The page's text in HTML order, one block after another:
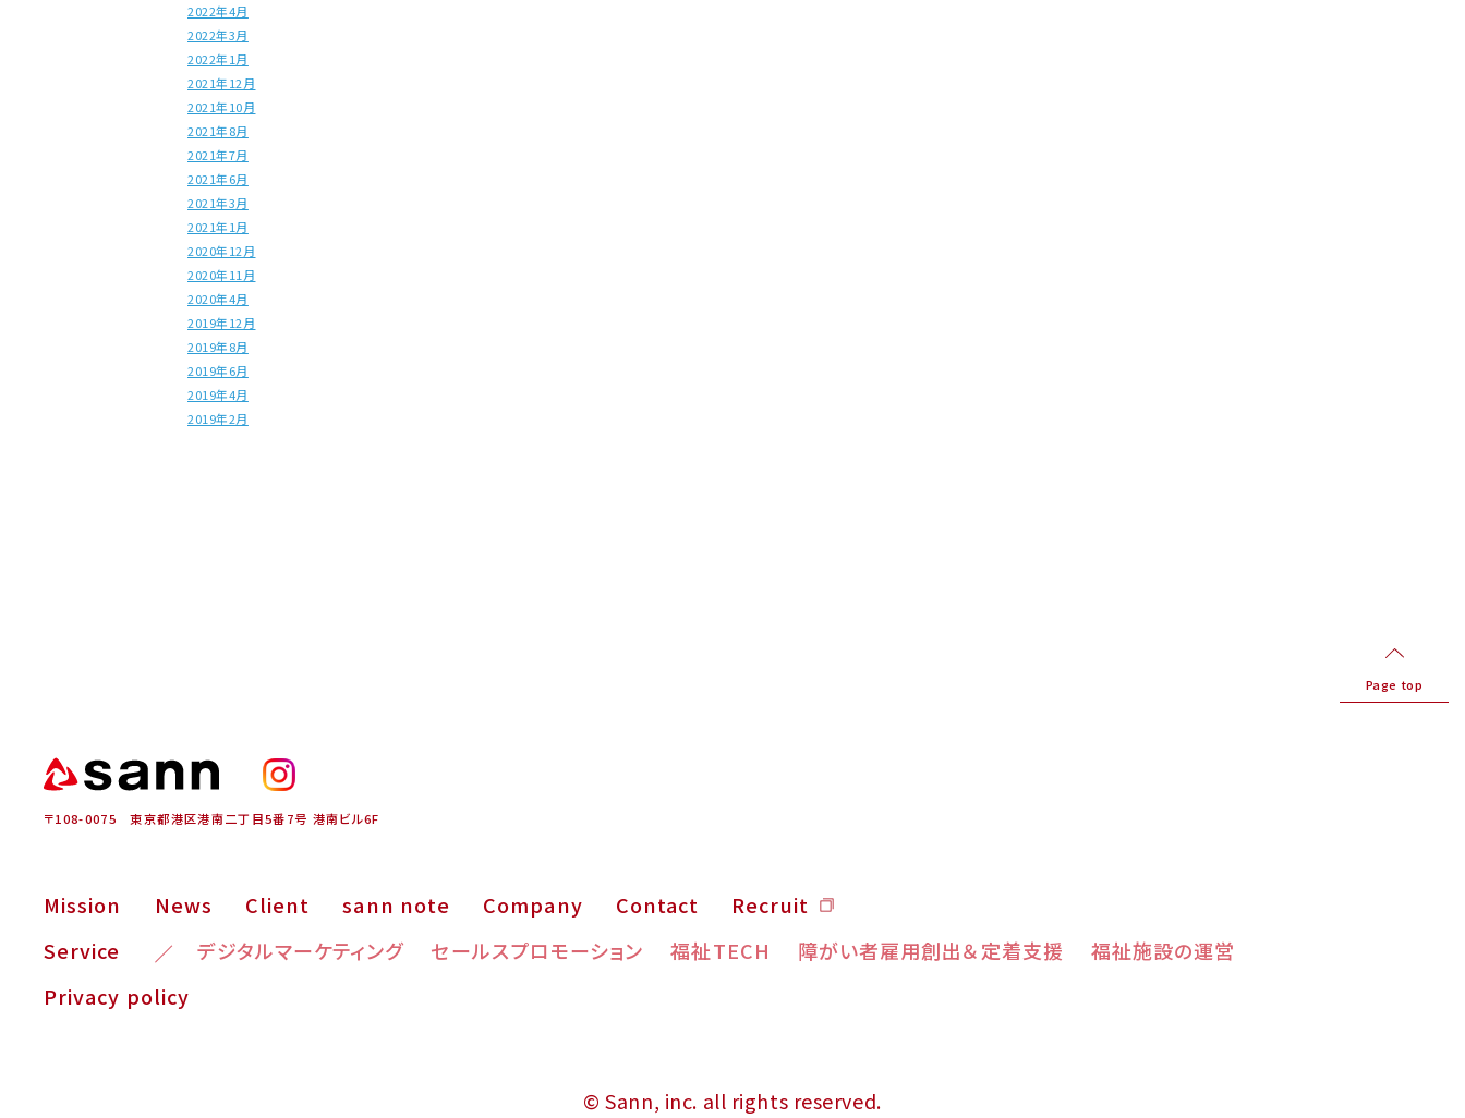
2022年4月
2022年3月
2022年1月
2021年12月
2021年10月
2021年8月
2021年7月
2021年6月
2021年3月
2021年1月
2020年12月
2020年11月
2020年4月
2019年12月
2019年8月
2019年6月
2019年4月
2019年2月
Page top
〒108-0075 東京都港区港南二丁目5番7号 港南ビル6F
Mission News Client sann note Company Contact
Recruit
Service
デジタルマーケティング セールスプロモーション 福祉TECH 障がい者雇用創出＆定着支援
福祉施設の運営
Privacy policy
© Sann, inc. all rights reserved.